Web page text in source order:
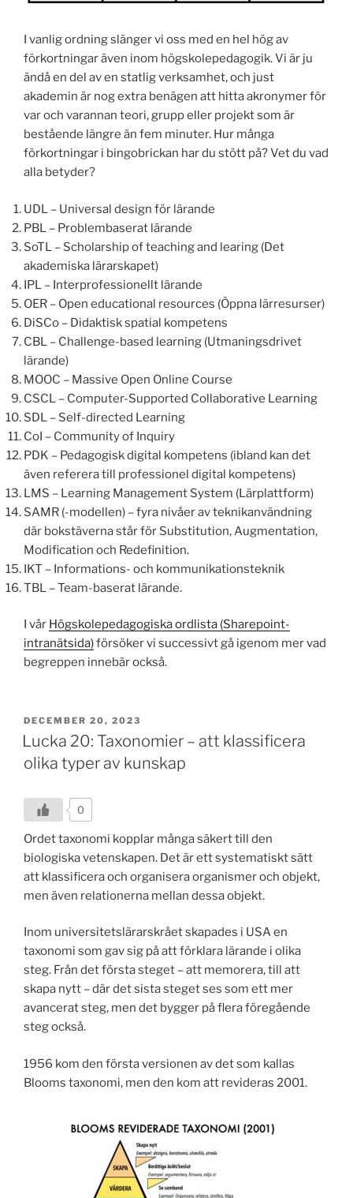
I vanlig ordning slänger vi oss med en hel hög av
förkortningar även inom högskolepedagogik. Vi är ju
ändå en del av en statlig verksamhet, och just
akademin är nog extra benägen att hitta akronymer för
var och varannan teori, grupp eller projekt som är
bestående längre än fem minuter. Hur många
förkortningar i bingobrickan har du stött på? Vet du vad
alla betyder?
UDL – Universal design för lärande
PBL – Problembaserat lärande
SoTL – Scholarship of teaching and learing (Det
akademiska lärarskapet)
IPL – Interprofessionellt lärande
OER – Open educational resources (Öppna lärresurser)
DiSCo – Didaktisk spatial kompetens
CBL – Challenge-based learning (Utmaningsdrivet
lärande)
MOOC – Massive Open Online Course
CSCL – Computer-Supported Collaborative Learning
SDL – Self-directed Learning
CoI – Community of Inquiry
PDK – Pedagogisk digital kompetens (ibland kan det
även referera till professionel digital kompetens)
LMS – Learning Management System (Lärplattform)
SAMR (-modellen) – fyra nivåer av teknikanvändning
där bokstäverna står för Substitution, Augmentation,
Modification och Redefinition.
IKT – Informations- och kommunikationsteknik
TBL – Team-baserat lärande.
I vår Högskolepedagogiska ordlista (Sharepoint-
intranätsida)försöker vi successivt gå igenom mer vad
begreppen innebär också.
POSTED
ON
DECEMBER 20, 2023
Lucka 20: Taxonomier – att klassificera
olika typer av kunskap
0
Ordet taxonomi kopplar många säkert till den
biologiska vetenskapen. Det är ett systematiskt sätt
att klassificera och organisera organismer och objekt,
men även relationerna mellan dessa objekt.
Inom universitetslärarskrået skapades i USA en
taxonomi som gav sig på att förklara lärande i olika
steg. Från det första steget – att memorera, till att
skapa nytt – där det sista steget ses som ett mer
avancerat steg, men det bygger på flera föregående
steg också.
1956 kom den första versionen av det som kallas
Blooms taxonomi, men den kom att revideras 2001.